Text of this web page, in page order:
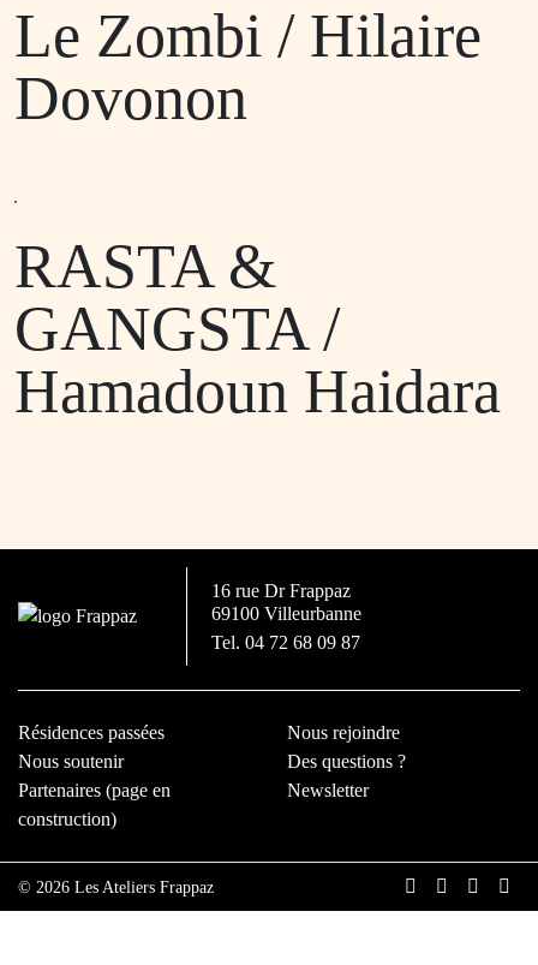
Le Zombi / Hilaire
Dovonon
RASTA &
GANGSTA /
Hamadoun Haidara
16 rue Dr Frappaz
69100 Villeurbanne
Tel. 04 72 68 09 87
Résidences passées
Nous soutenir
Partenaires (page en
construction)
Nous rejoindre
Des questions ?
Newsletter
© 2026 Les Ateliers Frappaz